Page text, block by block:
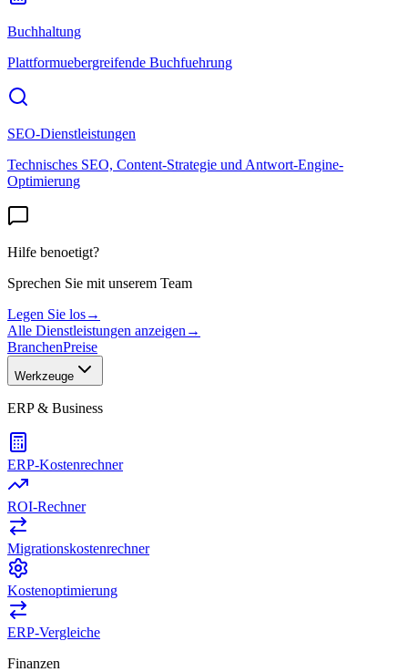
Buchhaltung
Plattformuebergreifende Buchfuehrung
SEO-Dienstleistungen
Technisches SEO, Content-Strategie und Antwort-Engine-
Optimierung
Hilfe benoetigt?
Sprechen Sie mit unserem Team
Legen Sie los→
Alle Dienstleistungen anzeigen →
BranchenPreise
Werkzeuge
ERP & Business
ERP-Kostenrechner
ROI-Rechner
Migrationskostenrechner
Kostenoptimierung
ERP-Vergleiche
Finanzen